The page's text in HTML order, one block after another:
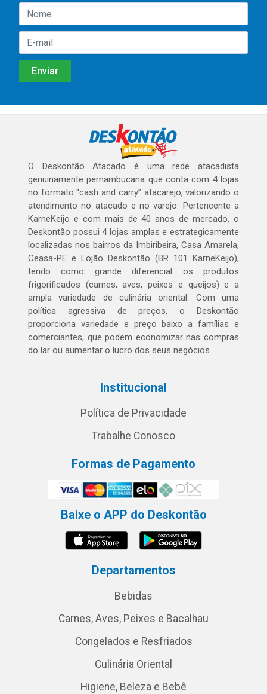
O Deskontão Atacado é uma rede atacadista
genuinamente pernambucana que conta com 4 lojas
no formato “cash and carry” atacarejo, valorizando o
atendimento no atacado e no varejo. Pertencente a
KarneKeijo e com mais de 40 anos de mercado, o
Deskontão possui 4 lojas amplas e estrategicamente
localizadas nos bairros da Imbiribeira, Casa Amarela,
Ceasa-PE e Lojão Deskontão (BR 101 KarneKeijo),
tendo como grande diferencial os produtos
frigorificados (carnes, aves, peixes e queijos) e a
ampla variedade de culinária oriental. Com uma
política agressiva de preços, o Deskontão
proporciona variedade e preço baixo a famílias e
comerciantes, que podem economizar nas compras
do lar ou aumentar o lucro dos seus negócios.
Institucional
Política de Privacidade
Trabalhe Conosco
Formas de Pagamento
Baixe o APP do Deskontão
Departamentos
Bebidas
Carnes, Aves, Peixes e Bacalhau
Congelados e Resfriados
Culinária Oriental
Higiene, Beleza e Bebê